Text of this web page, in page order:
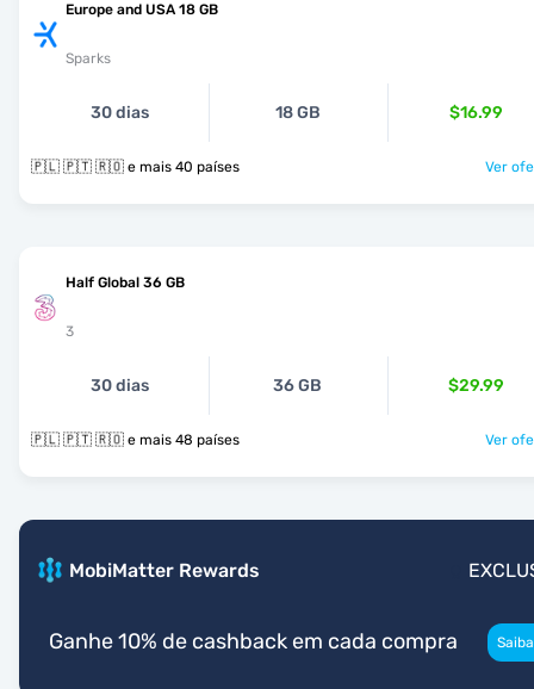
Europe and USA 18 GB
Sparks
30 dias 18 GB $16.99
🇵🇱 🇵🇹 🇷🇴 e mais 40 países Ver
Half Global 36 GB
3
30 dias 36 GB $29.99
🇵🇱 🇵🇹 🇷🇴 e mais 48 países Ver
MobiMatter Rewards
Ganhe 10% de cashback em cada compra